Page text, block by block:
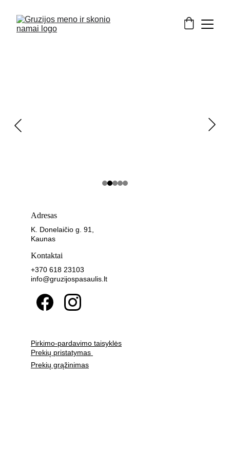
Adresas
K. Donelaičio g. 91,
Kaunas
Kontaktai
+370 618 23103
info@gruzijospasaulis.lt
Pirkimo-pardavimo taisyklės
Prekių pristatymas
Prekių grąžinimas